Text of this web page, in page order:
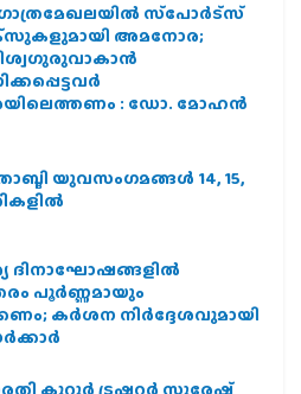
സ്‌പോര്‍ട്‌സ്
അമനോര;
: ഡോ. മോഹന്‍
യുവസംഗമങ്ങള്‍ 14, 15,
ദിനാഘോഷങ്ങളിൽ
പൂർണ്ണമായും
കർശന നിർദ്ദേശവുമായി